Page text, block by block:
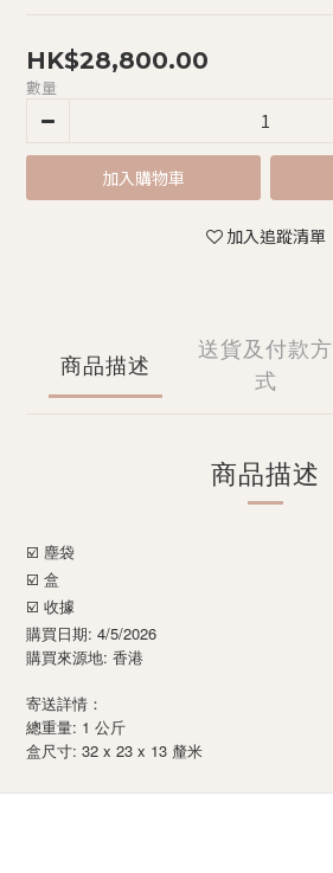
HK$28,800.00
數量
加入購物車
加入追蹤清單
商品描述
送貨及付款方
式
商品描述
☑️ 塵袋
☑️ 盒
☑️ 收據
購買日期: 4/5/2026
購買來源地: 香港
寄送詳情：
總重量: 1 公斤
盒尺寸: 32 x 23 x 13 釐米